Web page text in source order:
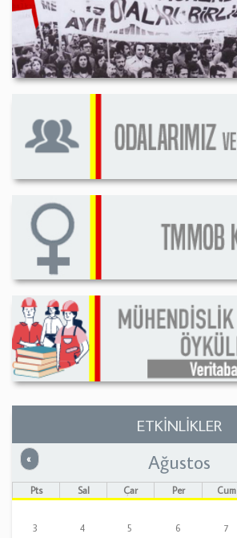
ETKİNLİKLER
« Önceki Ağustos
Pts Sal Çar Per Cum
3
4 5 6 7